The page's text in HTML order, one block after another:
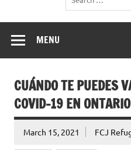
MENU
CUÁNDO TE PUEDES
COVID-19 EN ONTARIO
March 15, 2021 FCJ